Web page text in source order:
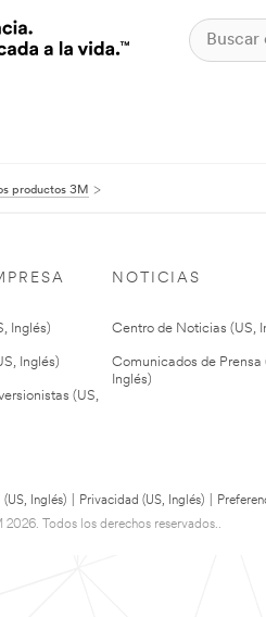
productos 3M
Inglés)
Inglés)
(US,
NOTICIAS
Centro de Noticias (US,
Comunicados de Prensa
Inglés)
(US, Inglés) Privacidad (US, Inglés)
Todos los derechos reservados..